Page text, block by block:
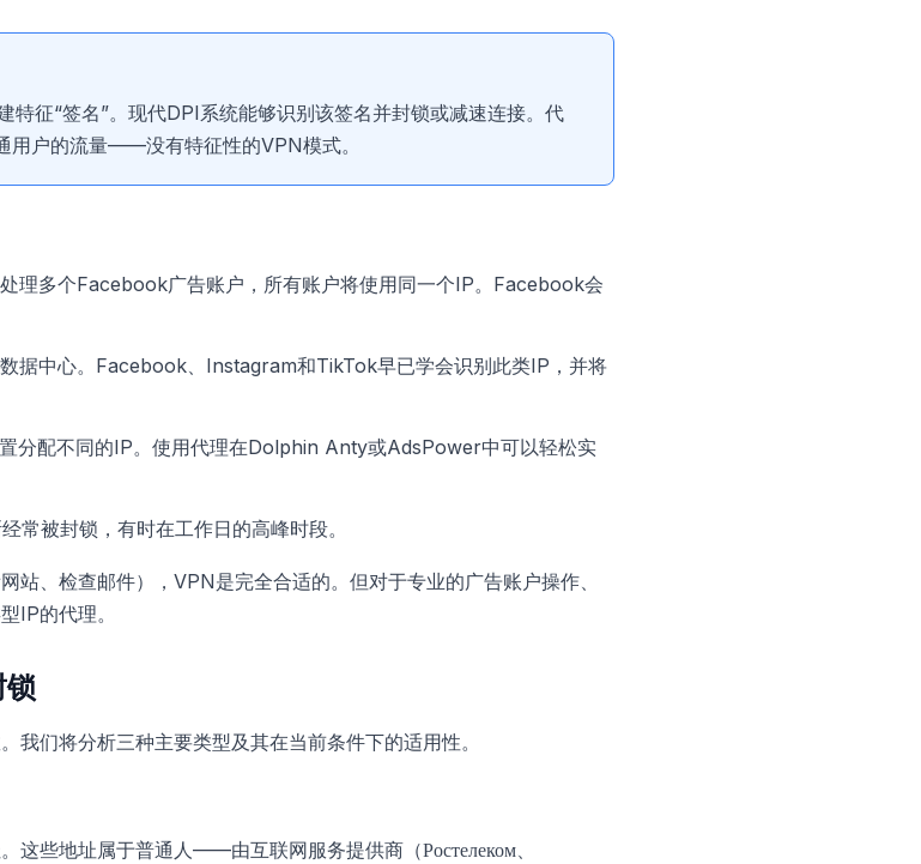
特征“签名”。现代DPI系统能够识别该签名并封锁或减速连接。代
用户的流量——没有特征性的VPN模式。
多个Facebook广告账户，所有账户将使用同一个IP。Facebook会
据中心。Facebook、Instagram和TikTok早已学会识别此类IP，并将
分配不同的IP。使用代理在Dolphin Anty或AdsPower中可以轻松实
被封锁，有时在工作日的高峰时段。
站、检查邮件），VPN是完全合适的。但对于专业的广告账户操作、
IP的代理。
我们将分析三种主要类型及其在当前条件下的适用性。
这些地址属于普通人——由互联网服务提供商（Ростелеком、